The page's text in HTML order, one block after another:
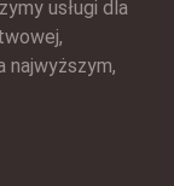
usługi dla
najwyższym,